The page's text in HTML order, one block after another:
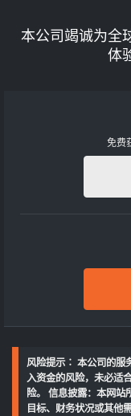
本公司竭诚为全
体
免费
风险提示∶ 本公司的服
入资金的风险，未必适
险。 信息披露：本网站
目标、财务状况或其他